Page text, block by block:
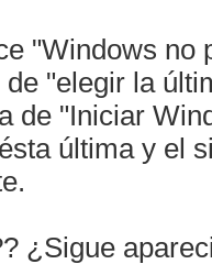
"Windows no
"elegir la
de "Iniciar
última y el
¿Sigue